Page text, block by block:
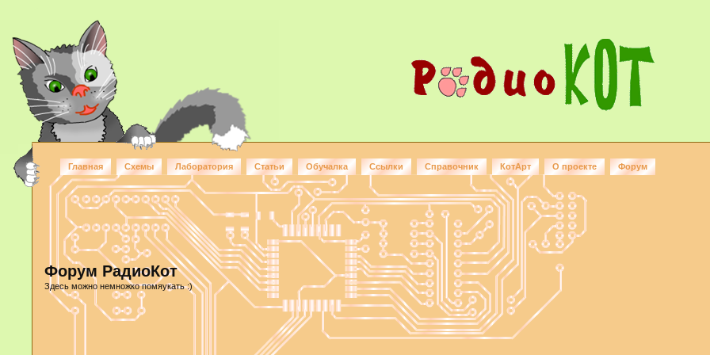
Главная Схемы Лаборатория Статьи Обучалка Ссылки Справочник КотАрт О проекте Форум
Форум РадиоКот
Здесь можно немножко помяукать :)